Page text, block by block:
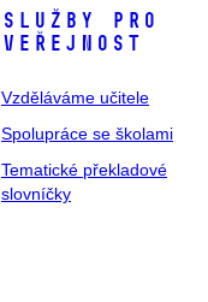
Služby pro
veřejnost
Vzděláváme učitele
Spolupráce se školami
Tematické překladové
slovníčky